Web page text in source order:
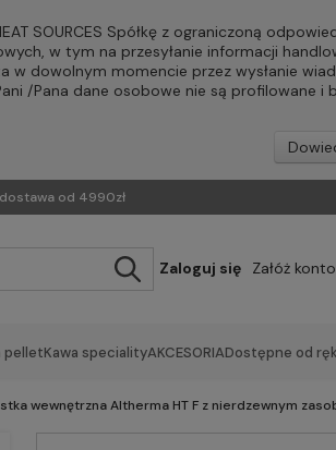
SOURCES Spółkę z ograniczoną
w tym na przesyłanie informacji
dowolnym momencie przez wysłanie
/Pana dane osobowe nie są profilowane i
od 4990zł
Zaloguj się Załóż konto
pelletKawa specialityAKCESORIADostępne od
wewnętrzna Altherma HT F z nierdzewnym